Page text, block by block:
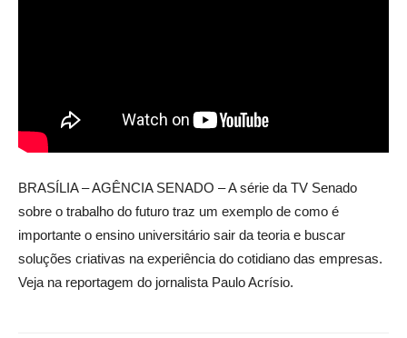
BRASÍLIA – AGÊNCIA SENADO – A série da TV Senado
sobre o trabalho do futuro traz um exemplo de como é
importante o ensino universitário sair da teoria e buscar
soluções criativas na experiência do cotidiano das empresas.
Veja na reportagem do jornalista Paulo Acrísio.